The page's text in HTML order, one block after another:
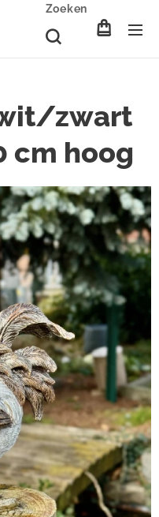
Zoeken
zwart
cm hoog